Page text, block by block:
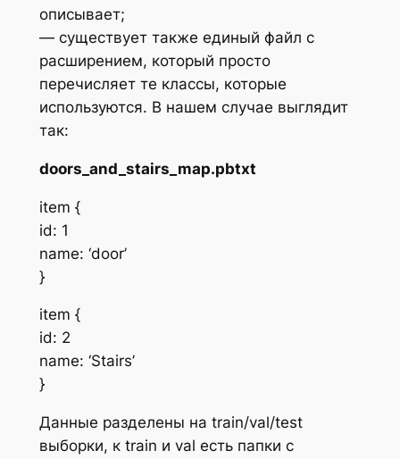
описывает;
— существует также единый файл с
расширением, который просто
перечисляет те классы, которые
используются. В нашем случае выглядит
так:
doors_and_stairs_map.pbtxt
item {
id: 1
name: ‘door’
}
item {
id: 2
name: ‘Stairs’
}
Данные разделены на train/val/test
выборки, к train и val есть папки с